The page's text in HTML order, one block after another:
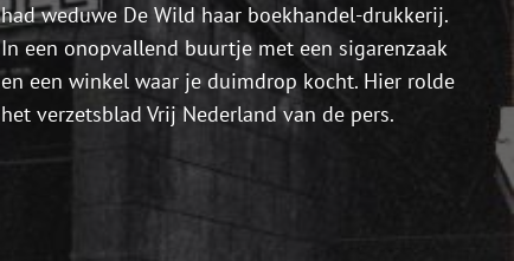
had weduwe De Wild haar boekhandel-drukkerij.
In een onopvallend buurtje met een sigarenzaak
en een winkel waar je duimdrop kocht. Hier rolde
het verzetsblad Vrij Nederland van de pers.